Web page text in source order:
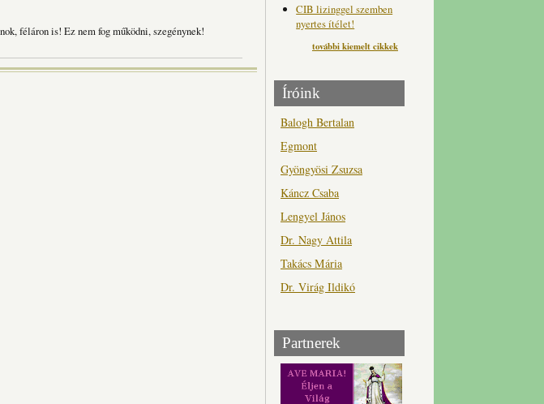
féláron is! Ez nem fog működni, szegénynek!
CIB lizinggel szemben
nyertes ítélet!
további kiemelt cikkek
Íróink
Balogh Bertalan
Egmont
Gyöngyösi Zsuzsa
Káncz Csaba
Lengyel János
Dr. Nagy Attila
Takács Mária
Dr. Virág Ildikó
Partnerek